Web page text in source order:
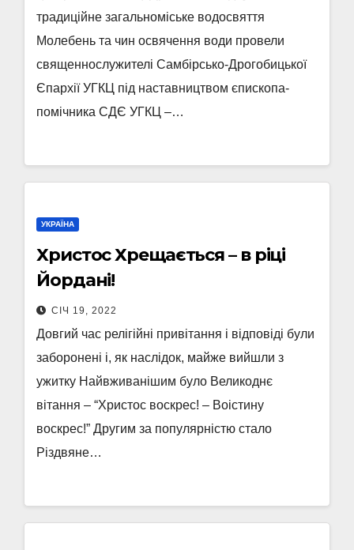
традиційне загальноміське водосвяття
Молебень та чин освячення води провели
священнослужителі Самбірсько-Дрогобицької
Єпархії УГКЦ під наставництвом єпископа-
помічника СДЄ УГКЦ –…
УКРАЇНА
Христос Хрещається – в ріці
Йордані!
СІЧ 19, 2022
Довгий час релігійні привітання і відповіді були
заборонені і, як наслідок, майже вийшли з
ужитку Найвживанішим було Великоднє
вітання – “Христос воскрес! – Воістину
воскрес!” Другим за популярністю стало
Різдвяне…